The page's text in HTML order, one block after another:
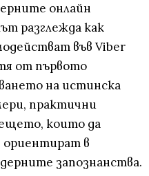
онлайн
разглежда как
във Viber
от първото
на истинска
практични
които да
ориентират в
запознанства.